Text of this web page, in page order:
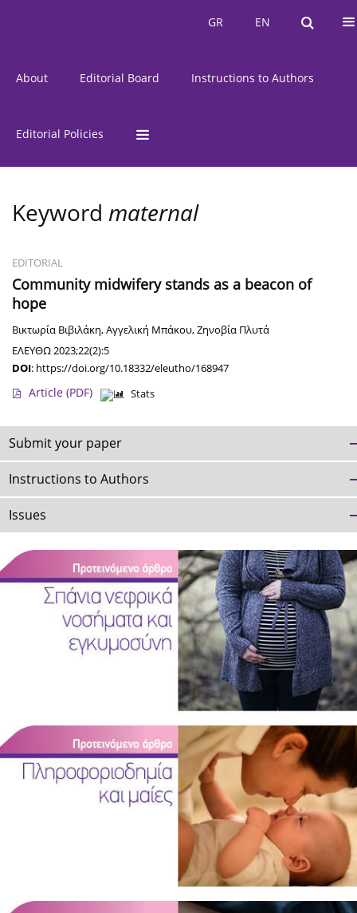
EN
GR EN
GR
About Editorial Board Instructions to Authors
Editorial Policies
Keyword maternal
EDITORIAL
Community midwifery stands as a beacon of
hope
Βικτωρία Βιβιλάκη,Αγγελική Μπάκου,Ζηνοβία Πλυτά
ΕΛΕΥΘΩ 2023;22(2):5
DOI: https://doi.org/10.18332/eleutho/168947
Article (PDF) Stats
Submit your paper
Instructions to Authors
Issues